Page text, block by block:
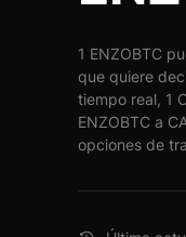
1 ENZOBTC
que quiere
tiempo real, 1
ENZOBTC a
opciones de